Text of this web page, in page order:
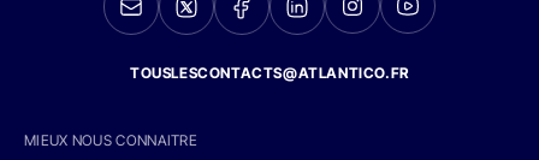
TOUSLESCONTACTS@ATLANTICO.FR
MIEUX NOUS CONNAITRE